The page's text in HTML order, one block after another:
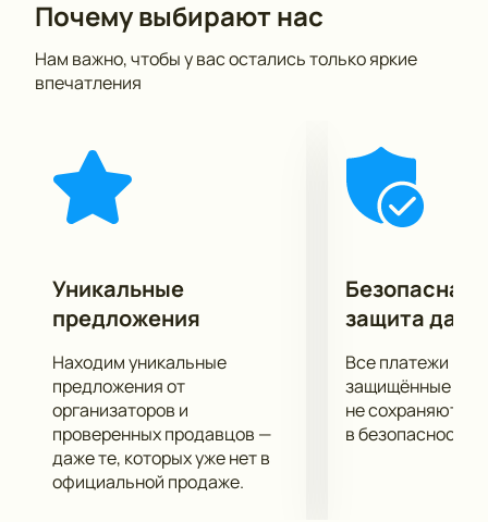
интересный сюжет расскажут вам прекрасную
Приготовьтесь ловить каждое па и каждый жест, и
вы поймете, что язык балета куда выразительнее и
Почему выбирают нас
Нам важно, чтобы у вас остались только яркие
впечатления
Уникальные
предложения
Находим уникальные
предложения от
организаторов и
проверенных продавцов —
даже те, которых уже нет в
официальной продаже.
Безопасная
защита
Все платежи
защищённые
не сохраняются
в безопасности.